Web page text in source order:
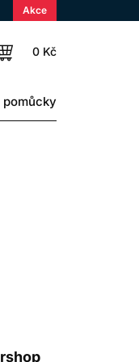
Akce
0 Kč
pomůcky